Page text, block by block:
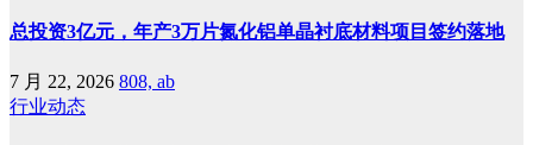
总投资3亿元，年产3万片氮化铝单晶衬底材料项目签约落地
7 月 22, 2026 808, ab
行业动态